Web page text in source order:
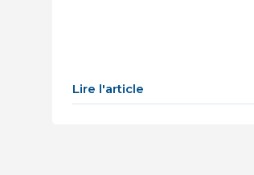
Lire l'article